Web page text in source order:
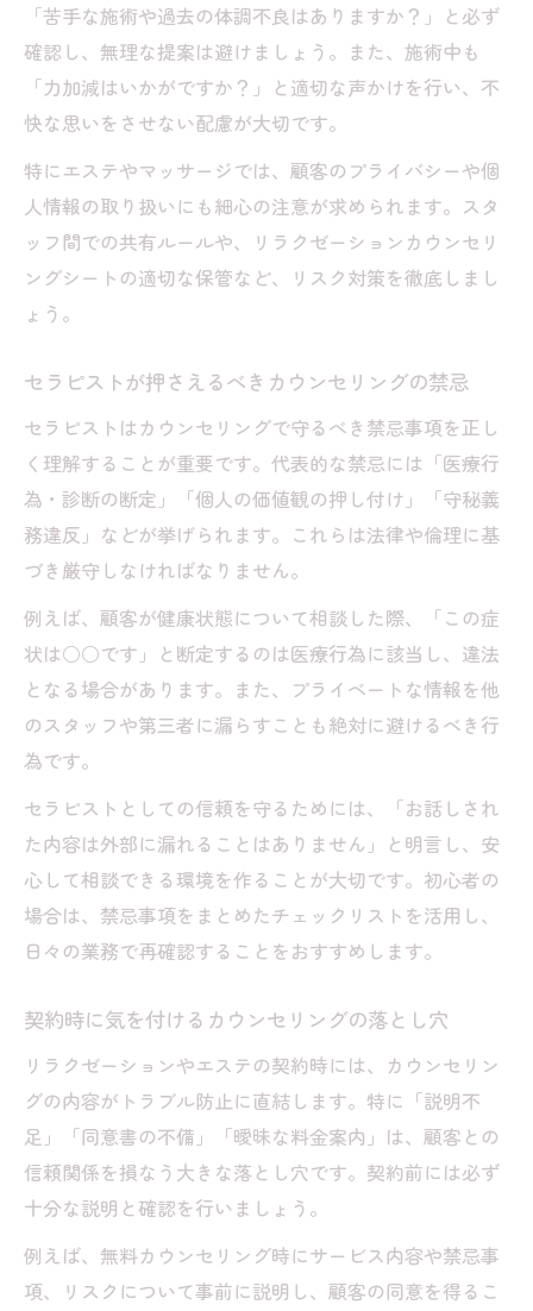
「苦手な施術や過去の体調不良はありますか？」と必ず
確認し、無理な提案は避けましょう。また、施術中も
「力加減はいかがですか？」と適切な声かけを行い、不
快な思いをさせない配慮が大切です。
特にエステやマッサージでは、顧客のプライバシーや個
人情報の取り扱いにも細心の注意が求められます。スタ
ッフ間での共有ルールや、リラクゼーションカウンセリ
ングシートの適切な保管など、リスク対策を徹底しまし
ょう。
セラピストが押さえるべきカウンセリングの禁忌
セラピストはカウンセリングで守るべき禁忌事項を正し
く理解することが重要です。代表的な禁忌には「医療行
為・診断の断定」「個人の価値観の押し付け」「守秘義
務違反」などが挙げられます。これらは法律や倫理に基
づき厳守しなければなりません。
例えば、顧客が健康状態について相談した際、「この症
状は○○です」と断定するのは医療行為に該当し、違法
となる場合があります。また、プライベートな情報を他
のスタッフや第三者に漏らすことも絶対に避けるべき行
為です。
セラピストとしての信頼を守るためには、「お話しされ
た内容は外部に漏れることはありません」と明言し、安
心して相談できる環境を作ることが大切です。初心者の
場合は、禁忌事項をまとめたチェックリストを活用し、
日々の業務で再確認することをおすすめします。
契約時に気を付けるカウンセリングの落とし穴
リラクゼーションやエステの契約時には、カウンセリン
グの内容がトラブル防止に直結します。特に「説明不
足」「同意書の不備」「曖昧な料金案内」は、顧客との
信頼関係を損なう大きな落とし穴です。契約前には必ず
十分な説明と確認を行いましょう。
例えば、無料カウンセリング時にサービス内容や禁忌事
項、リスクについて事前に説明し、顧客の同意を得るこ